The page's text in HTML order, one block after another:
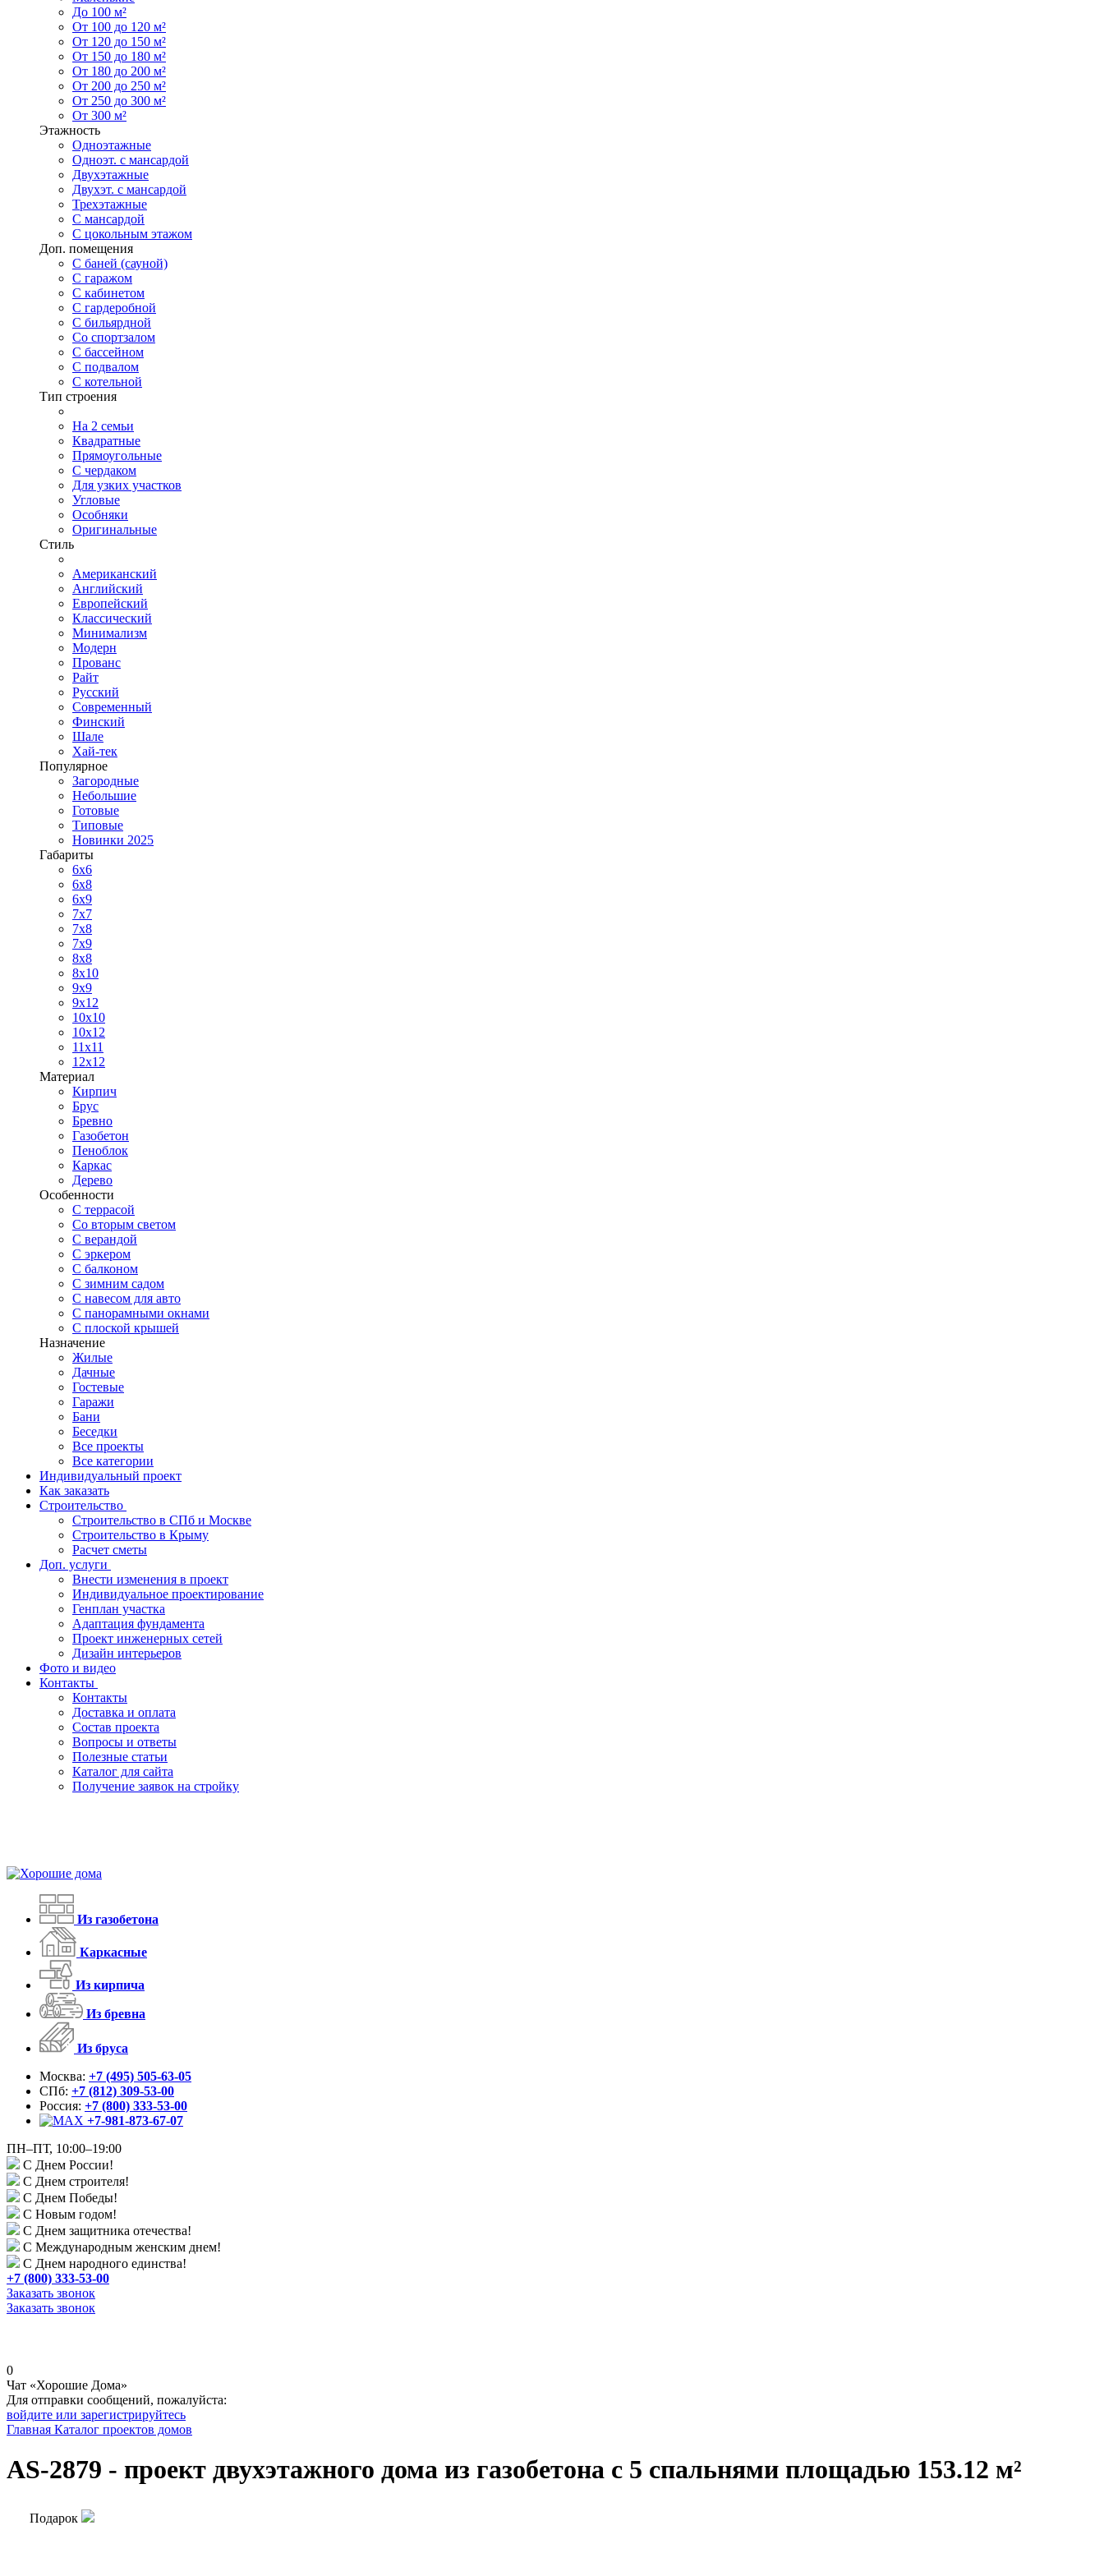
До 100 м²
От 100 до 120 м²
От 120 до 150 м²
От 150 до 180 м²
От 180 до 200 м²
От 200 до 250 м²
От 250 до 300 м²
От 300 м²
Этажность
Одноэтажные
Одноэт. с мансардой
Двухэтажные
Двухэт. с мансардой
Трехэтажные
С мансардой
С цокольным этажом
Доп. помещения
С баней (сауной)
С гаражом
С кабинетом
С гардеробной
С бильярдной
Со спортзалом
С бассейном
С подвалом
С котельной
Тип строения
На 2 семьи
Квадратные
Прямоугольные
С чердаком
Для узких участков
Угловые
Особняки
Оригинальные
Стиль
Американский
Английский
Европейский
Классический
Минимализм
Модерн
Прованс
Райт
Русский
Современный
Финский
Шале
Хай-тек
Популярное
Загородные
Небольшие
Готовые
Типовые
Новинки 2025
Габариты
6x6
6x8
6x9
7x7
7x8
7x9
8x8
8x10
9x9
9x12
10x10
10x12
11x11
12x12
Материал
Кирпич
Брус
Бревно
Газобетон
Пеноблок
Каркас
Дерево
Особенности
С террасой
Со вторым светом
С верандой
С эркером
С балконом
С зимним садом
С навесом для авто
С панорамными окнами
С плоской крышей
Назначение
Жилые
Дачные
Гостевые
Гаражи
Бани
Беседки
Все проекты
Все категории
Индивидуальный проект
Как заказать
Строительство
Строительство в СПб и Москве
Строительство в Крыму
Расчет сметы
Доп. услуги
Внести изменения в проект
Индивидуальное проектирование
Генплан участка
Адаптация фундамента
Проект инженерных сетей
Дизайн интерьеров
Фото и видео
Контакты
Контакты
Доставка и оплата
Состав проекта
Вопросы и ответы
Полезные статьи
Каталог для сайта
Получение заявок на стройку
Из газобетона
Каркасные
Из кирпича
Из бревна
Из бруса
Москва: +7 (495) 505-63-05
СПб: +7 (812) 309-53-00
Россия: +7 (800) 333-53-00
+7-981-873-67-07
ПН–ПТ, 10:00–19:00
С Днем России!
С Днем строителя!
С Днем Победы!
С Новым годом!
С Днем защитника отечества!
С Международным женским днем!
С Днем народного единства!
+7 (800) 333-53-00
Заказать звонок
Заказать звонок
0
Чат «Хорошие Дома»
Для отправки сообщений, пожалуйста:
войдите или зарегистрируйтесь
Главная Каталог проектов домов
AS-2879 - проект двухэтажного дома из газобетона с 5 спальнями площадью 153.12 м²
Подарок